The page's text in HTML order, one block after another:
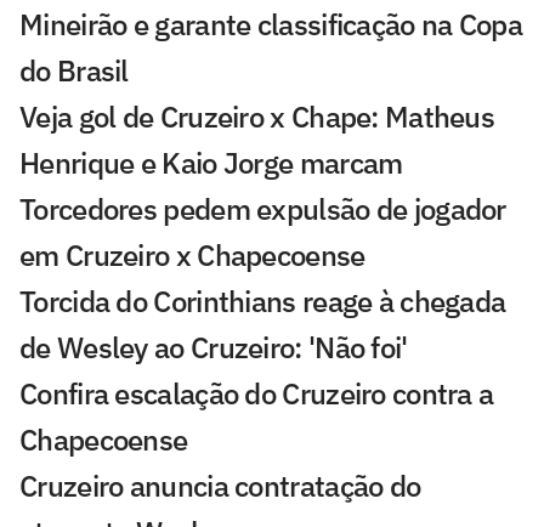
Mineirão e garante classificação na Copa
do Brasil
Veja gol de Cruzeiro x Chape: Matheus
Henrique e Kaio Jorge marcam
Torcedores pedem expulsão de jogador
em Cruzeiro x Chapecoense
Torcida do Corinthians reage à chegada
de Wesley ao Cruzeiro: 'Não foi'
Confira escalação do Cruzeiro contra a
Chapecoense
Cruzeiro anuncia contratação do